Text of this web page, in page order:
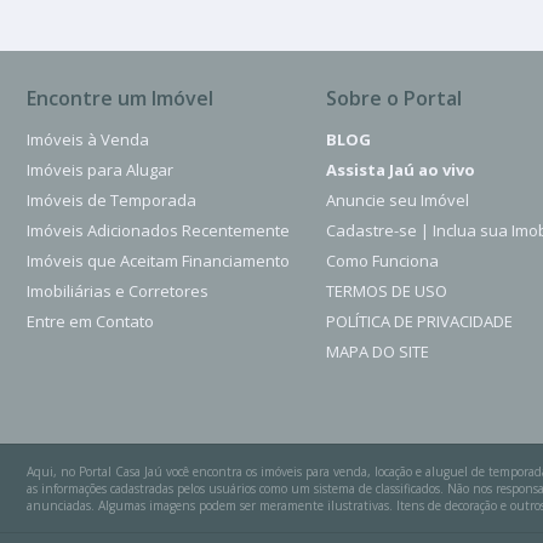
Encontre um Imóvel
Imóveis à Venda
Imóveis para Alugar
Imóveis de Temporada
Imóveis Adicionados Recentemente
Imóveis que Aceitam Financiamento
Imobiliárias e Corretores
Entre em Contato
Sobre o Portal
BLOG
Assista Jaú ao vivo
Anuncie seu Imóvel
Cadastre-se | Inclua sua
Como Funciona
TERMOS DE USO
POLÍTICA DE PRIVACIDADE
MAPA DO SITE
Aqui, no Portal Casa Jaú você encontra os imóveis para venda, locação e aluguel de
as informações cadastradas pelos usuários como um sistema de classificados. Não nos
anunciadas. Algumas imagens podem ser meramente ilustrativas. Itens de decoração e